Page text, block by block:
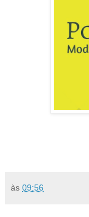
às 09:56